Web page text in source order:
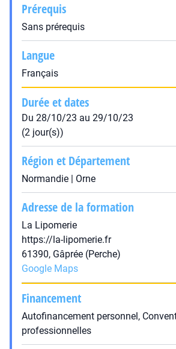
Prérequis
Sans prérequis
Langue
Français
Durée et dates
Du 28/10/23 au 29/10/23
(2 jour(s))
Région et Département
Normandie | Orne
Adresse de la formation
La Lipomerie
https://la-lipomerie.fr
61390, Gâprée (Perche)
Google Maps
Financement
Autofinancement personnel,
professionnelles